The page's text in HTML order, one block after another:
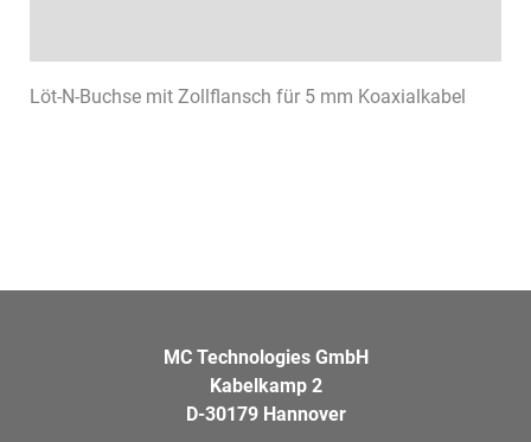
Löt-N-Buchse mit Zollflansch für 5 mm Koaxialkabel
MC Technologies GmbH
Kabelkamp 2
D-30179 Hannover